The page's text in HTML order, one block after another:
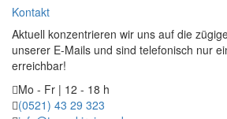
Kontakt
Aktuell konzentrieren wir uns auf die
unserer E-Mails und sind telefonisch nur
erreichbar!
Mo - Fr | 12 - 18 h
(0521) 43 29 323